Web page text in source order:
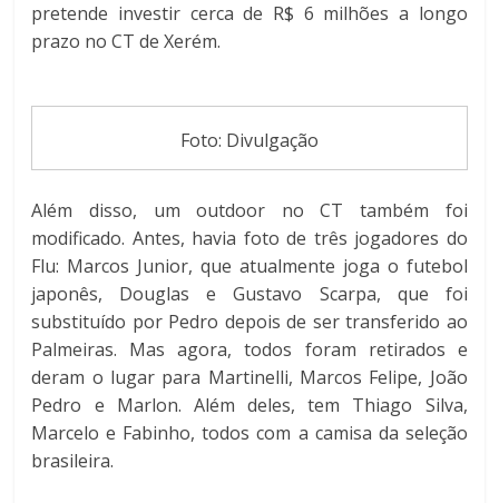
pretende investir cerca de R$ 6 milhões a longo
prazo no CT de Xerém.
Foto: Divulgação
Além disso, um outdoor no CT também foi
modificado. Antes, havia foto de três jogadores do
Flu: Marcos Junior, que atualmente joga o futebol
japonês, Douglas e Gustavo Scarpa, que foi
substituído por Pedro depois de ser transferido ao
Palmeiras. Mas agora, todos foram retirados e
deram o lugar para Martinelli, Marcos Felipe, João
Pedro e Marlon. Além deles, tem Thiago Silva,
Marcelo e Fabinho, todos com a camisa da seleção
brasileira.